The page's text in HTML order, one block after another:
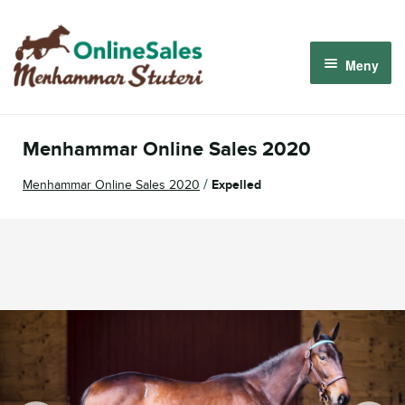
Hoppa
till
navigering
Hoppa
till
innehåll
Meny
Logga in
Menhammar Online Sales 2020
Menhammar Online Sales 2020 / Expelled